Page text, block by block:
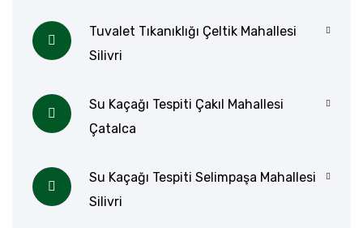
Tuvalet Tıkanıklığı Çeltik Mahallesi
Silivri
Su Kaçağı Tespiti Çakıl Mahallesi
Çatalca
Su Kaçağı Tespiti Selimpaşa Mahallesi
Silivri